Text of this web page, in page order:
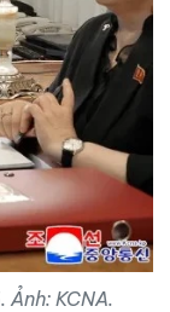
KCNA.